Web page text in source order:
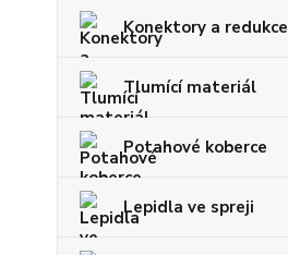
Konektory a redukce
Tlumící materiál
Potahové koberce
Lepidla ve spreji